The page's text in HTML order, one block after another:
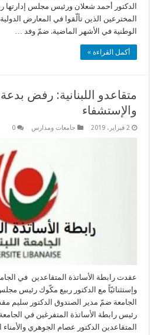
الدكتور أحمد شعلان ورئيس مجلس
المخترعين الذين تألّقوا في المعارض
الوطنية في الأشهر الماضية. ضمّ وفد …
أكمل القراءة »
متقاعدو اللبنانية: رفض
والإستشفاء
2 فبراير، 2019 جامعات ومدارس 0
عقدت رابطة الأساتذة المتقاعدين في
وإستثنائيّاً مع الدكتور ربيع مكّوك رئيس
الجامعة ضمّ مدير الصندوق الدكتور سليم
رئيس رابطة الأساتذة المتفرغين في
المتقاعدين الدكتور عصام الجوهري